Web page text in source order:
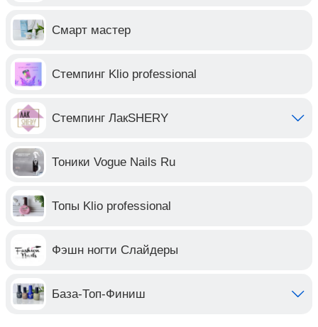
Смарт мастер
Стемпинг Klio professional
Стемпинг ЛакSHERY
Тоники Vogue Nails Ru
Топы Klio professional
Фэшн ногти Слайдеры
База-Топ-Финиш